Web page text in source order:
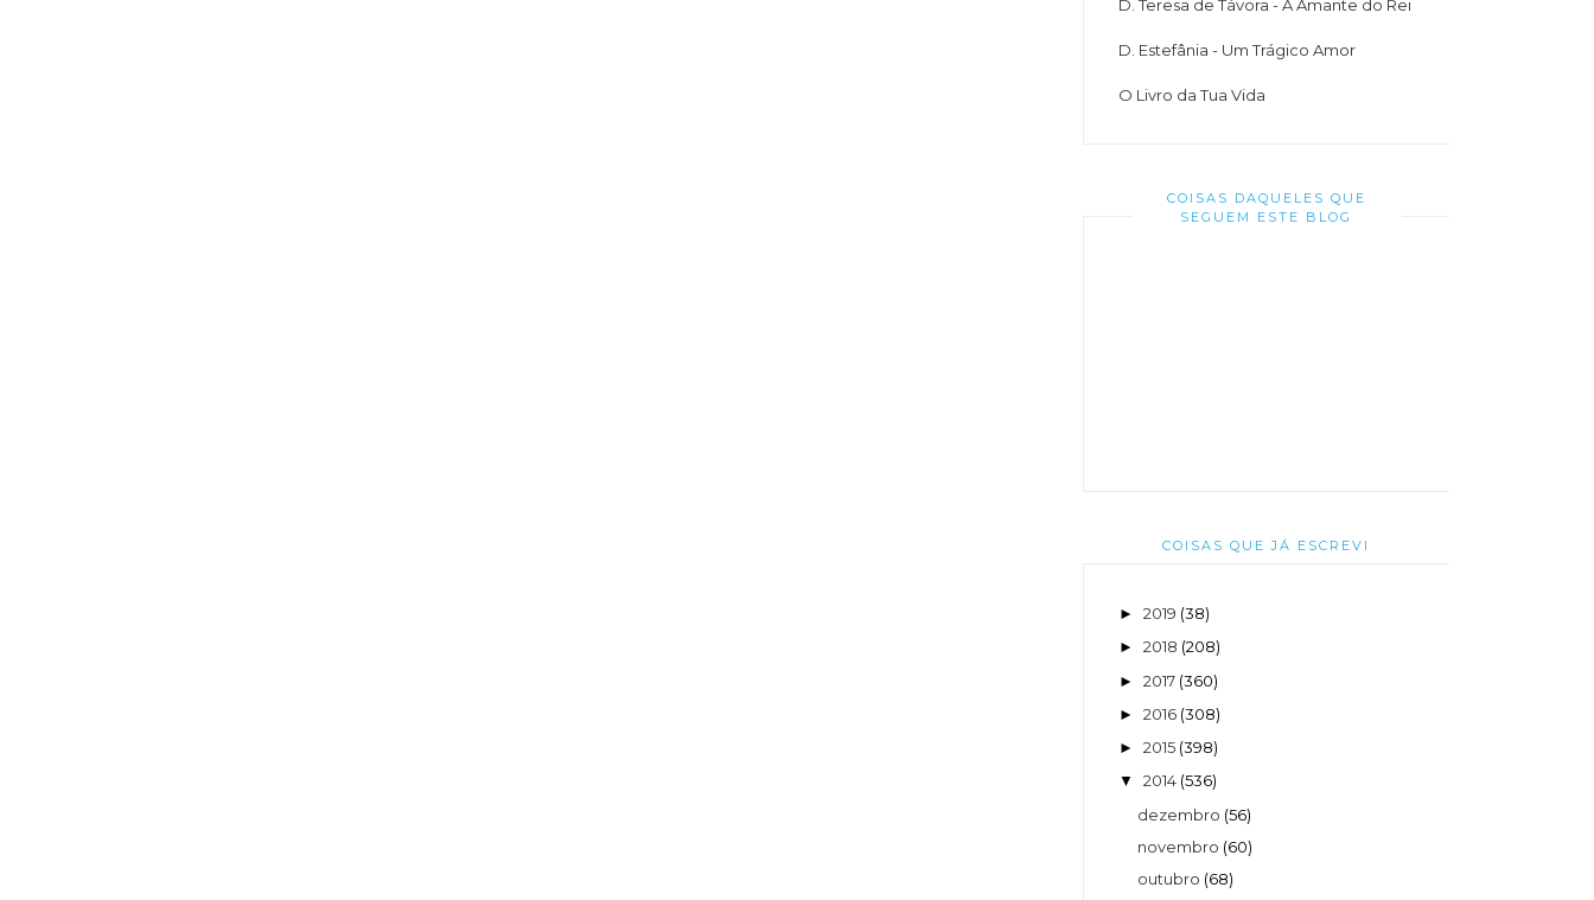
D. Teresa de Távora - A Amante do Rei
D. Estefânia - Um Trágico Amor
O Livro da Tua Vida
COISAS DAQUELES QUE
SEGUEM ESTE BLOG
COISAS QUE JÁ ESCREVI
► 2019 (38)
► 2018 (208)
► 2017 (360)
► 2016 (308)
► 2015 (398)
▼ 2014 (536)
dezembro (56)
novembro (60)
outubro (68)